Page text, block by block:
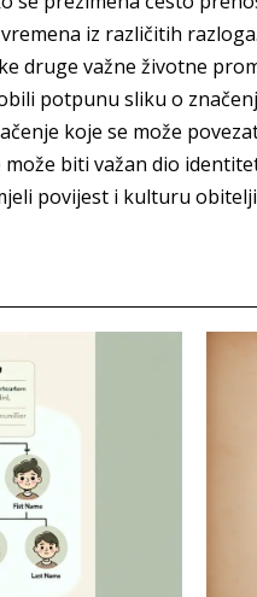
iz različitih
druge važne životne
potpunu sliku o
koje se može
biti važan dio
povijest i kulturu